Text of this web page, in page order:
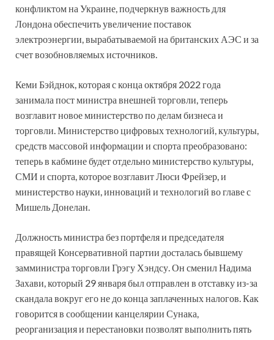
конфликтом на Украине, подчеркнув важность для
Лондона обеспечить увеличение поставок
электроэнергии, вырабатываемой на британских АЭС и за
счет возобновляемых источников.
Кеми Бэйднок, которая с конца октября 2022 года
занимала пост министра внешней торговли, теперь
возглавит новое министерство по делам бизнеса и
торговли. Министерство цифровых технологий, культуры,
средств массовой информации и спорта преобразовано:
теперь в кабмине будет отдельно министерство культуры,
СМИ и спорта, которое возглавит Люси Фрейзер, и
министерство науки, инноваций и технологий во главе с
Мишель Донелан.
Должность министра без портфеля и председателя
правящей Консервативной партии досталась бывшему
замминистра торговли Грэгу Хэндсу. Он сменил Надима
Захави, который 29 января был отправлен в отставку из-за
скандала вокруг его не до конца заплаченных налогов. Как
говорится в сообщении канцелярии Сунака,
реорганизация и перестановки позволят выполнить пять